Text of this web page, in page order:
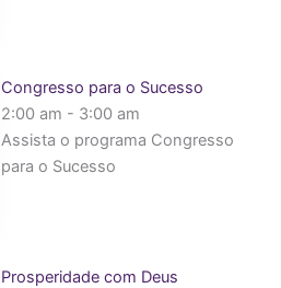
Congresso para o Sucesso
2:00 am - 3:00 am
Assista o programa Congresso
para o Sucesso
Prosperidade com Deus